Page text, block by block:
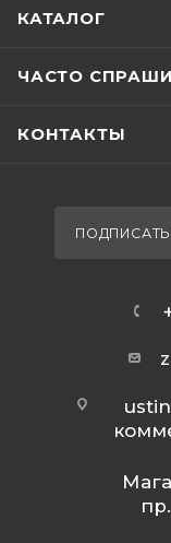
КАТАЛОГ
ЧАСТО
КОНТАКТЫ